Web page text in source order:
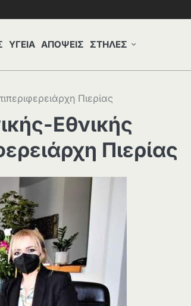
ΥΓΕΙΑ ΑΠΟΨΕΙΣ ΣΤΗΛΕΣ
Πιερίας
Εθνικής
Πιερίας